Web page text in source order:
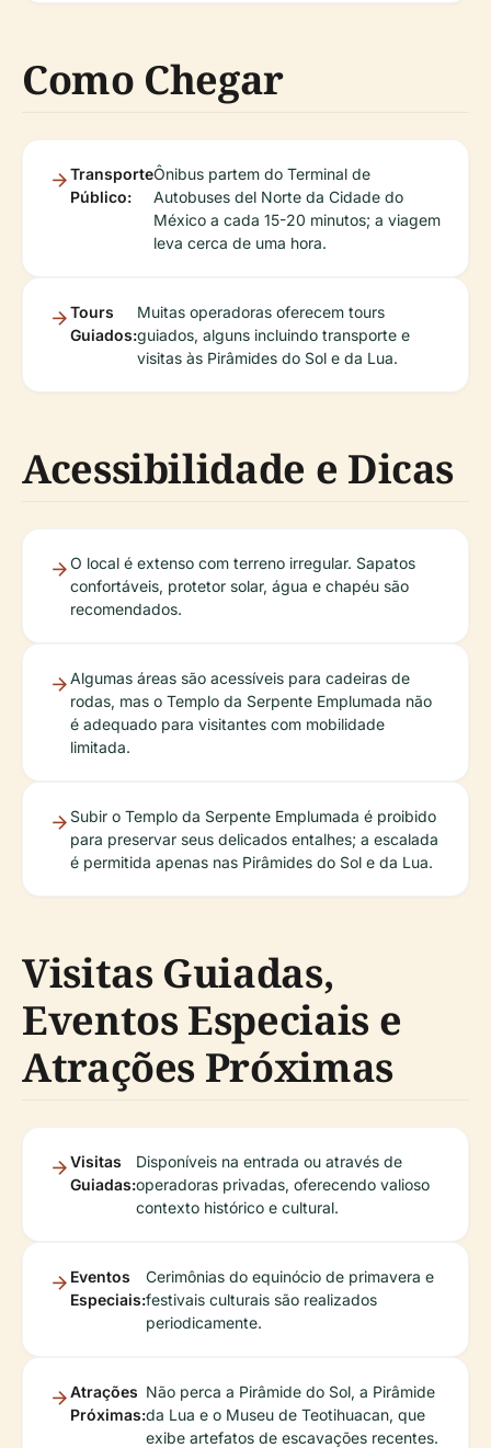
Como Chegar
Transporte
Público:
Ônibus partem do Terminal de
Autobuses del Norte da Cidade do
México a cada 15-20 minutos; a viagem
leva cerca de uma hora.
Tours
Guiados:
Muitas operadoras oferecem tours
guiados, alguns incluindo transporte e
visitas às Pirâmides do Sol e da Lua.
Acessibilidade e Dicas
O local é extenso com terreno irregular. Sapatos
confortáveis, protetor solar, água e chapéu são
recomendados.
Algumas áreas são acessíveis para cadeiras de
rodas, mas o Templo da Serpente Emplumada não
é adequado para visitantes com mobilidade
limitada.
Subir o Templo da Serpente Emplumada é proibido
para preservar seus delicados entalhes; a escalada
é permitida apenas nas Pirâmides do Sol e da Lua.
Visitas Guiadas,
Eventos Especiais e
Atrações Próximas
Visitas
Guiadas:
Disponíveis na entrada ou através de
operadoras privadas, oferecendo valioso
contexto histórico e cultural.
Eventos
Especiais:
Cerimônias do equinócio de primavera e
festivais culturais são realizados
periodicamente.
Atrações
Próximas:
Não perca a Pirâmide do Sol, a Pirâmide
da Lua e o Museu de Teotihuacan, que
exibe artefatos de escavações recentes.